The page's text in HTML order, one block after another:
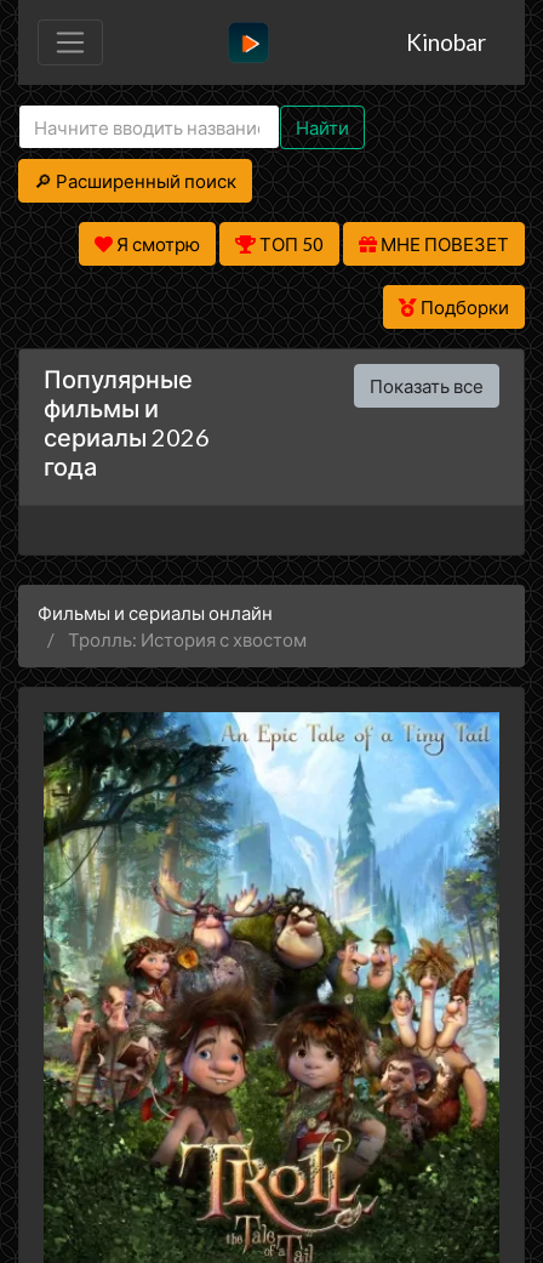
Kinobar
Найти
🔎 Расширенный поиск
Я смотрю ТОП 50 МНЕ ПОВЕЗЕТ
Подборки
Популярные
фильмы и
сериалы 2026
года
Показать все
Фильмы и сериалы онлайн
Тролль: История с хвостом